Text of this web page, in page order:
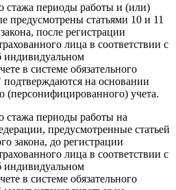
стажа периоды работы и (или)
предусмотрены статьями 10 и 11
после регистрации
лица в соответствии с
в системе обязательного
подтверждаются на основании
(персонифицированного) учета.
стажа периоды работы на
предусмотренные статьей
закона, до регистрации
лица в соответствии с
в системе обязательного